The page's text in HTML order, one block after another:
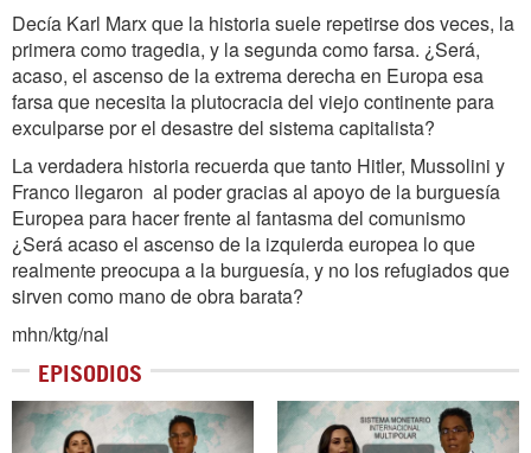
Decía Karl Marx que la historia suele repetirse dos veces, la
primera como tragedia, y la segunda como farsa. ¿Será,
acaso, el ascenso de la extrema derecha en Europa esa
farsa que necesita la plutocracia del viejo continente para
exculparse por el desastre del sistema capitalista?
La verdadera historia recuerda que tanto Hitler, Mussolini y
Franco llegaron al poder gracias al apoyo de la burguesía
Europea para hacer frente al fantasma del comunismo
¿Será acaso el ascenso de la izquierda europea lo que
realmente preocupa a la burguesía, y no los refugiados que
sirven como mano de obra barata?
mhn/ktg/nal
EPISODIOS